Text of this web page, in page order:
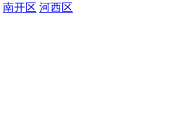
南开区 河西区